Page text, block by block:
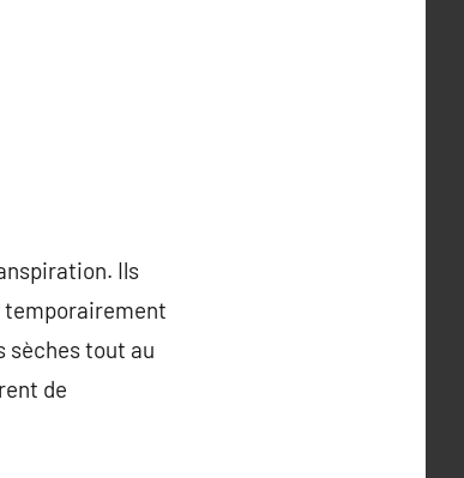
Ils
temporairement
sèches tout au
de